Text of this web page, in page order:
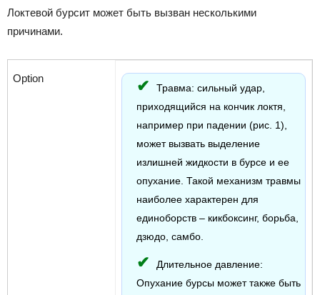
Локтевой бурсит может быть вызван несколькими
причинами.
Травма: сильный удар,
приходящийся на кончик локтя,
например при падении (рис. 1),
может вызвать выделение
излишней жидкости в бурсе и ее
опухание. Такой механизм травмы
наиболее характерен для
единоборств – кикбоксинг, борьба,
дзюдо, самбо.
Длительное давление:
Опухание бурсы может также быть